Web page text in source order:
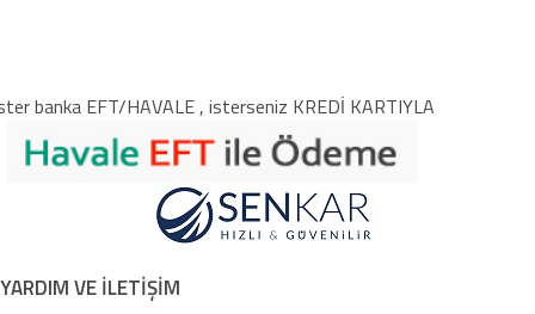
banka EFT/HAVALE , isterseniz KREDİ KARTIYLA
YARDIM VE İLETİŞİM